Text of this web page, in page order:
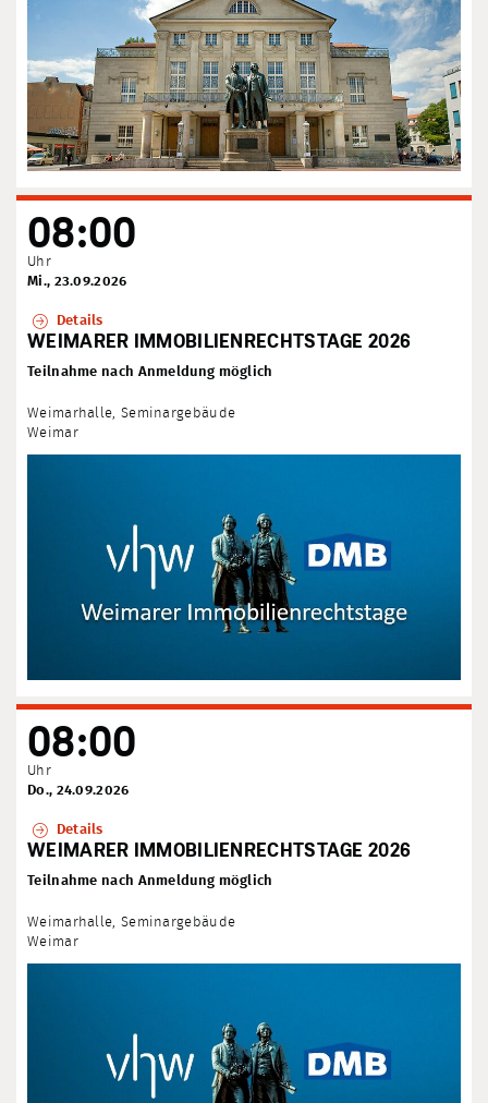
08:00
Uhr
Mi., 23.09.2026
Details
WEIMARER IMMOBILIENRECHTSTAGE 2026
Teilnahme nach Anmeldung möglich
Weimarhalle, Seminargebäude
Weimar
08:00
Uhr
Do., 24.09.2026
Details
WEIMARER IMMOBILIENRECHTSTAGE 2026
Teilnahme nach Anmeldung möglich
Weimarhalle, Seminargebäude
Weimar